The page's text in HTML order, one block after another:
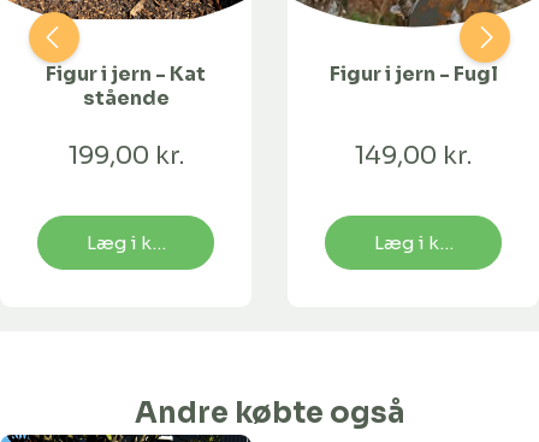
Figur i jern - Kat
stående
199,00 kr.
Læg i kurv
Figur i jern - Fugl
149,00 kr.
Læg i kurv
Andre købte også